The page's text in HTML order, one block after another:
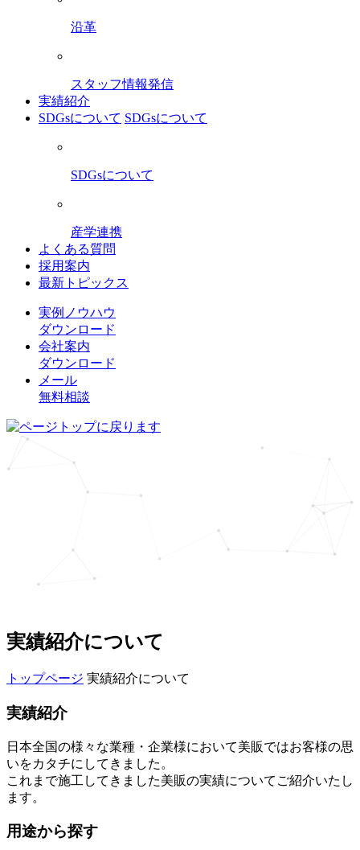
沿革
スタッフ情報発信
実績紹介
SDGsについて SDGsについて
SDGsについて
産学連携
よくある質問
採用案内
最新トピックス
実例ノウハウ
ダウンロード
会社案内
ダウンロード
メール
無料相談
実績紹介について
トップページ 実績紹介について
実績紹介
日本全国の様々な業種・企業様において美販ではお客様の思
いをカタチにしてきました。
これまで施工してきました美販の実績についてご紹介いたし
ます。
用途から探す